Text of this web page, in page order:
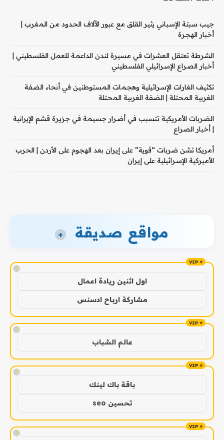
جيب سبتة الإسباني يثير القلق مع عبور الآلاف الحدود من المغرب |
أخبار الهجرة
الشرطة تعتقل العشرات في مسيرة لندن الداعمة للعمل الفلسطيني |
أخبار الصراع الإسرائيلي الفلسطيني
تكثيف الغارات الإسرائيلية وهجمات المستوطنين في أنحاء الضفة
الغربية المحتلة | الضفة الغربية المحتلة
الضربات الأمريكية تتسبب في أضرار جسيمة في جزيرة قشم الإيرانية
| أخبار الصراع
أمريكا تشن ضربات “قوية” على إيران بعد الهجوم على الأردن | الحرب
الأميركية الإسرائيلية على إيران
مواقع صديقة +
!
اول اثنين ريادة اعمال
مشاركة ارباح ادسنس
!
عالم الشباب
!
باقة باك لينك
تحسين seo
!